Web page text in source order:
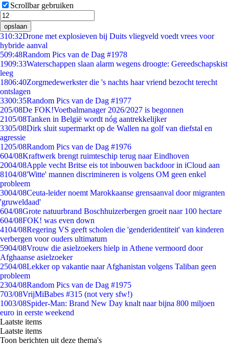
Scrollbar gebruiken
opslaan
310:32Drone met explosieven bij Duits vliegveld voedt vrees voor
hybride aanval
509:48Random Pics van de Dag #1978
1909:33Waterschappen slaan alarm wegens droogte: Gereedschapskist
leeg
1806:40Zorgmedewerkster die 's nachts haar vriend bezocht terecht
ontslagen
3300:35Random Pics van de Dag #1977
205/08De FOK!Voetbalmanager 2026/2027 is begonnen
2105/08Tanken in België wordt nóg aantrekkelijker
3305/08Dirk sluit supermarkt op de Wallen na golf van diefstal en
agressie
1205/08Random Pics van de Dag #1976
604/08Kraftwerk brengt ruimteschip terug naar Eindhoven
2004/08Apple vecht Britse eis tot inbouwen backdoor in iCloud aan
8104/08'Witte' mannen discrimineren is volgens OM geen enkel
probleem
3004/08Ceuta-leider noemt Marokkaanse grensaanval door migranten
'gruweldaad'
604/08Grote natuurbrand Boschhuizerbergen groeit naar 100 hectare
604/08FOK! was even down
4104/08Regering VS geeft scholen die 'genderidentiteit' van kinderen
verbergen voor ouders ultimatum
5904/08Vrouw die asielzoekers hielp in Athene vermoord door
Afghaanse asielzoeker
2504/08Lekker op vakantie naar Afghanistan volgens Taliban geen
probleem
2304/08Random Pics van de Dag #1975
703/08VrijMiBabes #315 (not very sfw!)
1003/08Spider-Man: Brand New Day knalt naar bijna 800 miljoen
euro in eerste weekend
Laatste items
Laatste items
Toon berichten uit deze thema's